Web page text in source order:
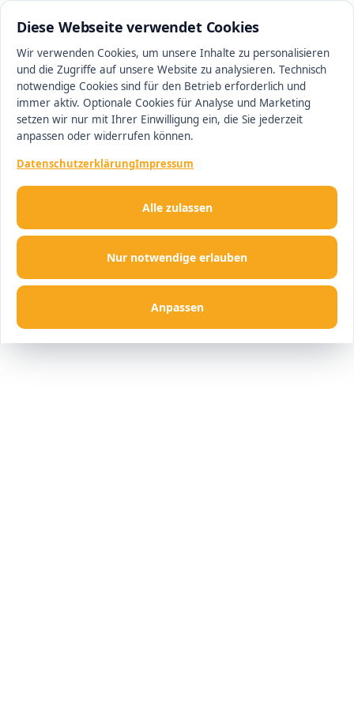
Diese Webseite verwendet Cookies
Wir verwenden Cookies, um unsere Inhalte zu personalisieren
und die Zugriffe auf unsere Website zu analysieren. Technisch
notwendige Cookies sind für den Betrieb erforderlich und
immer aktiv. Optionale Cookies für Analyse und Marketing
setzen wir nur mit Ihrer Einwilligung ein, die Sie jederzeit
anpassen oder widerrufen können.
DatenschutzerklärungImpressum
Nur notwendige erlauben
Anpassen
Alle zulassen